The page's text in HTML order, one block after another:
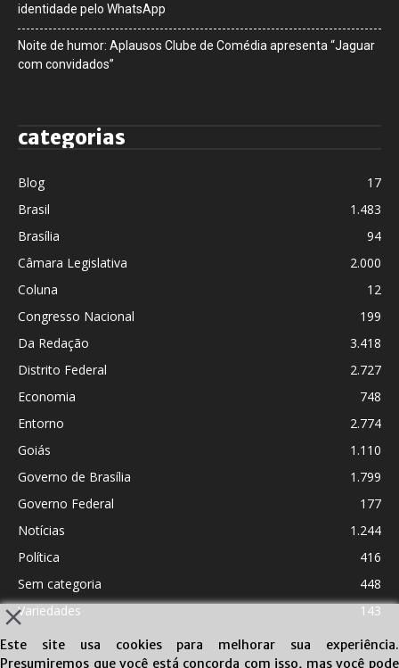
identidade pelo WhatsApp
Noite de humor: Aplausos Clube de Comédia apresenta “Jaguar
com convidados”
categorias
Blog
17
Brasil
1.483
Brasília
94
Câmara Legislativa
2.000
Coluna
12
Congresso Nacional
199
Da Redação
3.418
Distrito Federal
2.727
Economia
748
Entorno
2.774
Goiás
1.110
Governo de Brasília
1.799
Governo Federal
177
Notícias
1.244
Política
416
Sem categoria
448
Variedades
143
Este site usa cookies para melhorar sua experiência.
Presumiremos que você está concorda com isso, mas você pode